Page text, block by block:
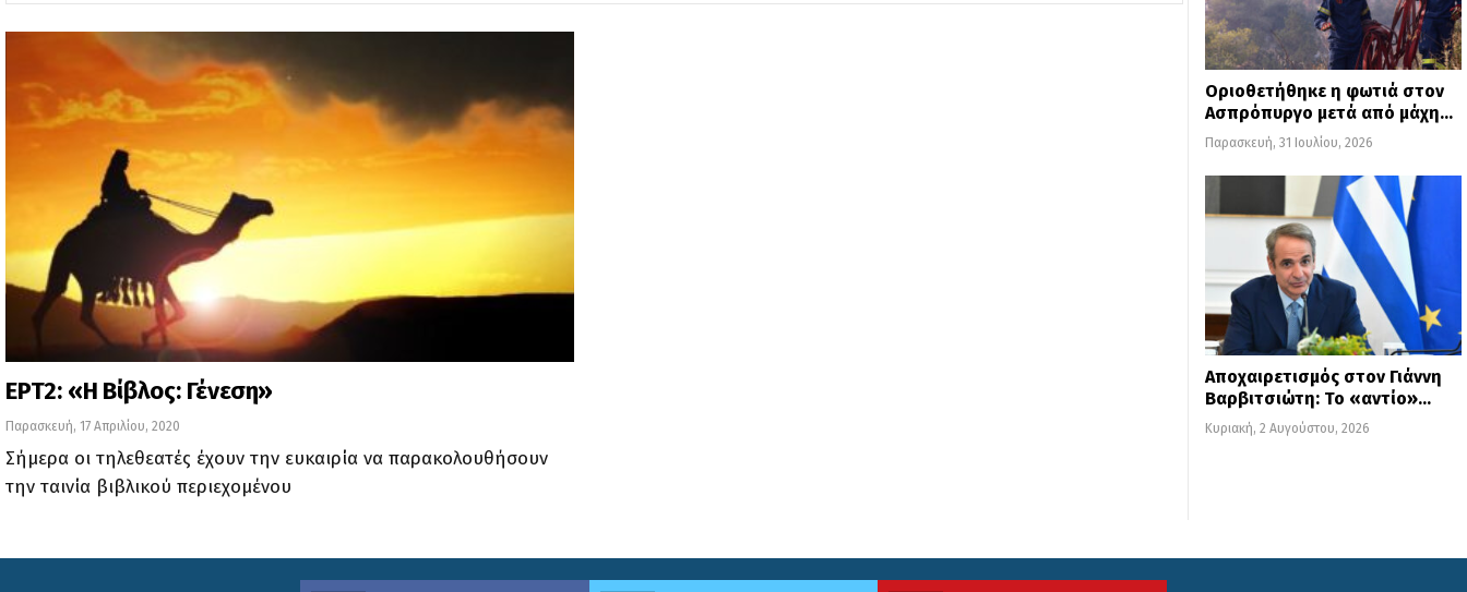
ΕΡΤ2: «Η Βίβλος: Γένεση»
Παρασκευή, 17 Απριλίου, 2020
Σήμερα οι τηλεθεατές έχουν την ευκαιρία να παρακολουθήσουν
την ταινία βιβλικού περιεχομένου
Οριοθετήθηκε η φωτιά στον
Ασπρόπυργο μετά από μάχη…
Παρασκευή, 31 Ιουλίου, 2026
Αποχαιρετισμός στον Γιάννη
Βαρβιτσιώτη: Το «αντίο»…
Κυριακή, 2 Αυγούστου, 2026